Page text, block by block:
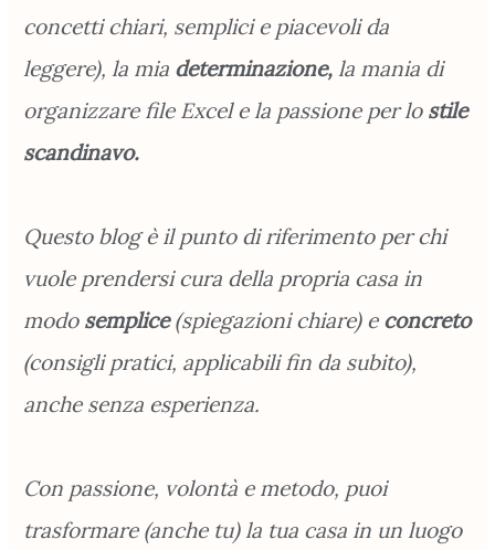
concetti chiari, semplici e piacevoli da
leggere), la mia determinazione, la mania di
organizzare file Excel e la passione per lo stile
scandinavo.
Questo blog è il punto di riferimento per chi
vuole prendersi cura della propria casa in
modo semplice(spiegazioni chiare) e concreto
(consigli pratici, applicabili fin da subito),
anche senza esperienza.
Con passione, volontà e metodo, puoi
trasformare (anche tu) la tua casa in un luogo